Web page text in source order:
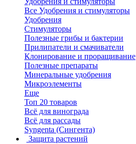
Все Удобрения и стимуляторы
Удобрения
Стимуляторы
Полезные грибы и бактерии
Прилипатели и смачиватели
Клонирование и проращивание
Полезные препараты
Минеральные удобрения
Микроэлементы
Еще
Топ 20 товаров
Всё для винограда
Всё для рассады
Syngenta (Сингента)
Защита растений